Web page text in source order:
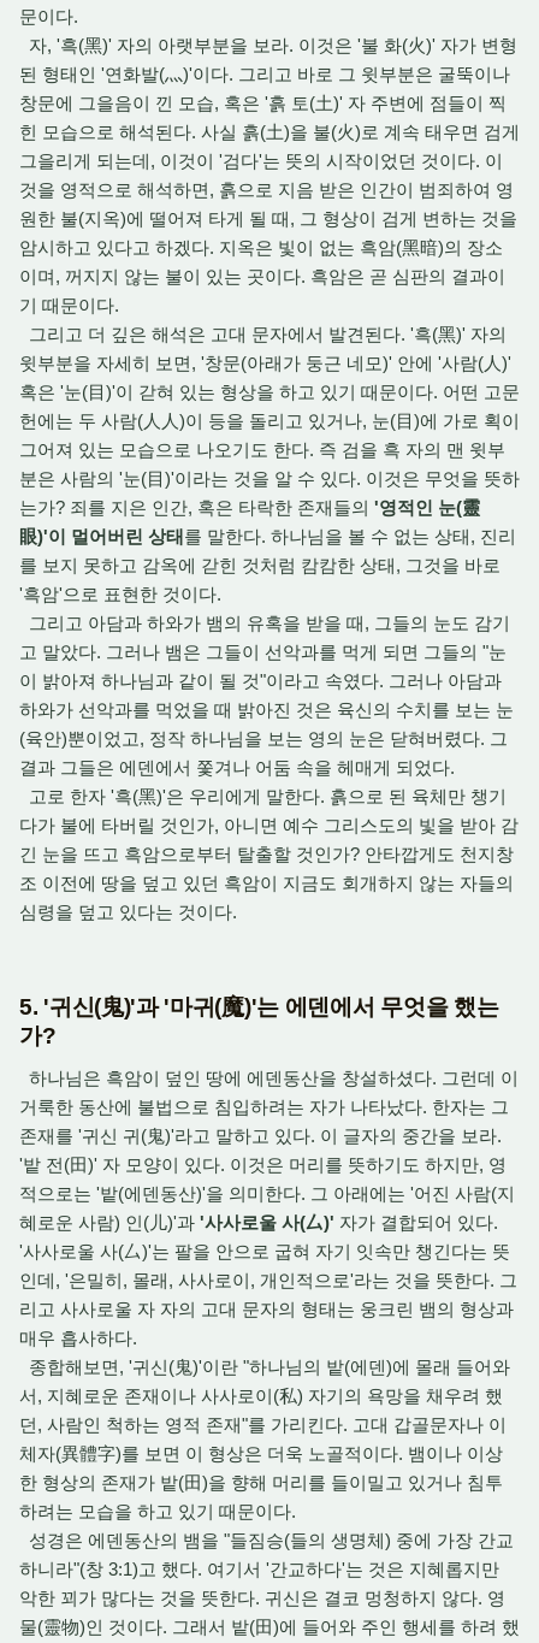
문이다.
자, '흑(黑)' 자의 아랫부분을 보라. 이것은 '불 화(火)' 자가 변형
된 형태인 '연화발(灬)'이다. 그리고 바로 그 윗부분은 굴뚝이나
창문에 그을음이 낀 모습, 혹은 '흙 토(土)' 자 주변에 점들이 찍
힌 모습으로 해석된다. 사실 흙(土)을 불(火)로 계속 태우면 검게
그을리게 되는데, 이것이 '검다'는 뜻의 시작이었던 것이다. 이
것을 영적으로 해석하면, 흙으로 지음 받은 인간이 범죄하여 영
원한 불(지옥)에 떨어져 타게 될 때, 그 형상이 검게 변하는 것을
암시하고 있다고 하겠다. 지옥은 빛이 없는 흑암(黑暗)의 장소
이며, 꺼지지 않는 불이 있는 곳이다. 흑암은 곧 심판의 결과이
기 때문이다.
그리고 더 깊은 해석은 고대 문자에서 발견된다. '흑(黑)' 자의
윗부분을 자세히 보면, '창문(아래가 둥근 네모)' 안에 '사람(人)'
혹은 '눈(目)'이 갇혀 있는 형상을 하고 있기 때문이다. 어떤 고문
헌에는 두 사람(人人)이 등을 돌리고 있거나, 눈(目)에 가로 획이
그어져 있는 모습으로 나오기도 한다. 즉 검을 흑 자의 맨 윗부
분은 사람의 '눈(目)'이라는 것을 알 수 있다. 이것은 무엇을 뜻하
는가? 죄를 지은 인간, 혹은 타락한 존재들의 '영적인 눈(靈
眼)'이 멀어버린 상태를 말한다. 하나님을 볼 수 없는 상태, 진리
를 보지 못하고 감옥에 갇힌 것처럼 캄캄한 상태, 그것을 바로
'흑암'으로 표현한 것이다.
그리고 아담과 하와가 뱀의 유혹을 받을 때, 그들의 눈도 감기
고 말았다. 그러나 뱀은 그들이 선악과를 먹게 되면 그들의 "눈
이 밝아져 하나님과 같이 될 것"이라고 속였다. 그러나 아담과
하와가 선악과를 먹었을 때 밝아진 것은 육신의 수치를 보는 눈
(육안)뿐이었고, 정작 하나님을 보는 영의 눈은 닫혀버렸다. 그
결과 그들은 에덴에서 쫓겨나 어둠 속을 헤매게 되었다.
고로 한자 '흑(黑)'은 우리에게 말한다. 흙으로 된 육체만 챙기
다가 불에 타버릴 것인가, 아니면 예수 그리스도의 빛을 받아 감
긴 눈을 뜨고 흑암으로부터 탈출할 것인가? 안타깝게도 천지창
조 이전에 땅을 덮고 있던 흑암이 지금도 회개하지 않는 자들의
심령을 덮고 있다는 것이다.
5. '귀신(鬼)'과 '마귀(魔)'는 에덴에서 무엇을 했는
가?
하나님은 흑암이 덮인 땅에 에덴동산을 창설하셨다. 그런데 이
거룩한 동산에 불법으로 침입하려는 자가 나타났다. 한자는 그
존재를 '귀신 귀(鬼)'라고 말하고 있다. 이 글자의 중간을 보라.
'밭 전(田)' 자 모양이 있다. 이것은 머리를 뜻하기도 하지만, 영
적으로는 '밭(에덴동산)'을 의미한다. 그 아래에는 '어진 사람(지
혜로운 사람) 인(儿)'과 '사사로울 사(厶)' 자가 결합되어 있다.
'사사로울 사(厶)'는 팔을 안으로 굽혀 자기 잇속만 챙긴다는 뜻
인데, '은밀히, 몰래, 사사로이, 개인적으로'라는 것을 뜻한다. 그
리고 사사로울 자 자의 고대 문자의 형태는 웅크린 뱀의 형상과
매우 흡사하다.
종합해보면, '귀신(鬼)'이란 "하나님의 밭(에덴)에 몰래 들어와
서, 지혜로운 존재이나 사사로이(私) 자기의 욕망을 채우려 했
던, 사람인 척하는 영적 존재"를 가리킨다. 고대 갑골문자나 이
체자(異體字)를 보면 이 형상은 더욱 노골적이다. 뱀이나 이상
한 형상의 존재가 밭(田)을 향해 머리를 들이밀고 있거나 침투
하려는 모습을 하고 있기 때문이다.
성경은 에덴동산의 뱀을 "들짐승(들의 생명체) 중에 가장 간교
하니라"(창 3:1)고 했다. 여기서 '간교하다'는 것은 지혜롭지만
악한 꾀가 많다는 것을 뜻한다. 귀신은 결코 멍청하지 않다. 영
물(靈物)인 것이다. 그래서 밭(田)에 들어와 주인 행세를 하려 했